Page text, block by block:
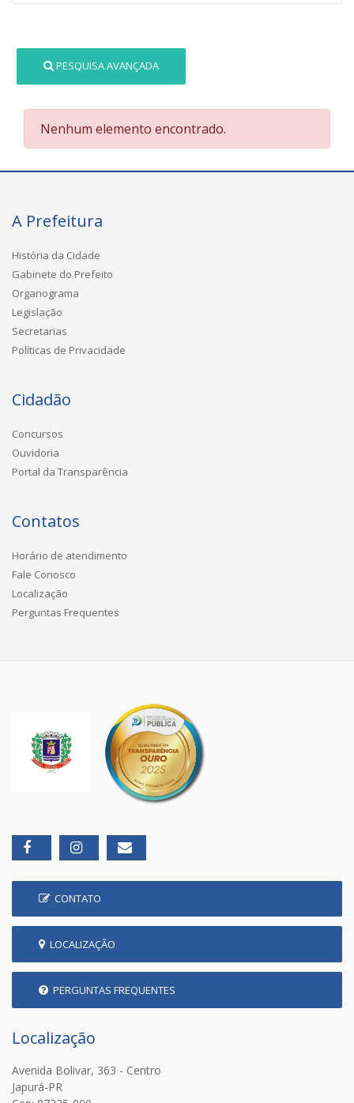
PESQUISA AVANÇADA
Nenhum elemento encontrado.
A Prefeitura
História da Cidade
Gabinete do Prefeito
Organograma
Legislação
Secretarias
Políticas de Privacidade
Cidadão
Concursos
Ouvidoria
Portal da Transparência
Contatos
Horário de atendimento
Fale Conosco
Localização
Perguntas Frequentes
CONTATO
LOCALIZAÇÃO
PERGUNTAS FREQUENTES
Localização
Avenida Bolivar, 363 - Centro
Japurá-PR